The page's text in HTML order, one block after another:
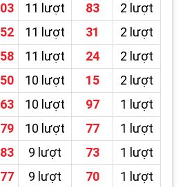
03 11 lượt 83
2 lượt
52 11 lượt 31
2 lượt
58 11 lượt 24
2 lượt
50 10 lượt 15
2 lượt
63 10 lượt 97
1 lượt
79 10 lượt 77
1 lượt
83 9 lượt 73
1 lượt
77 9 lượt 70 1 lượt